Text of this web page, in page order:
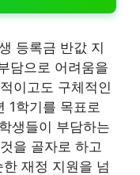
등록금 반값 지
담으로 어려움을
이고도 구체적인
1학기를 목표로
생들이 부담하는
을 골자로 하고
재정 지원을 넘